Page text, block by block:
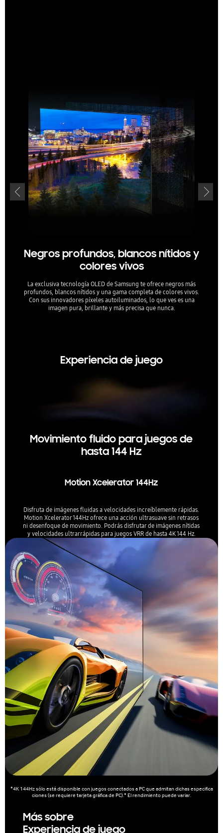
Negros profundos, blancos nítidos y
colores vivos
La exclusiva tecnología OLED de Samsung te ofrece negros más
profundos, blancos nítidos y una gama completa de colores vivos.
Con sus innovadores píxeles autoiluminados, lo que ves es una
imagen pura, brillante y más precisa que nunca.
Experiencia de juego
Movimiento fluido para juegos de
hasta 144 Hz
Motion Xcelerator 144Hz
Disfruta de imágenes fluidas a velocidades increíblemente rápidas.
Motion Xcelerator 144Hz ofrece una acción ultrasuave sin retrasos
ni desenfoque de movimiento. Podrás disfrutar de imágenes nítidas
y velocidades ultrarrápidas para juegos VRR de hasta 4K 144 Hz.
*4K 144Hz sólo está disponible con juegos conectados a PC que admitan dichas especifica
ciones (se requiere tarjeta gráfica de PC).* El rendimiento puede variar.
Más sobre
Experiencia de juego